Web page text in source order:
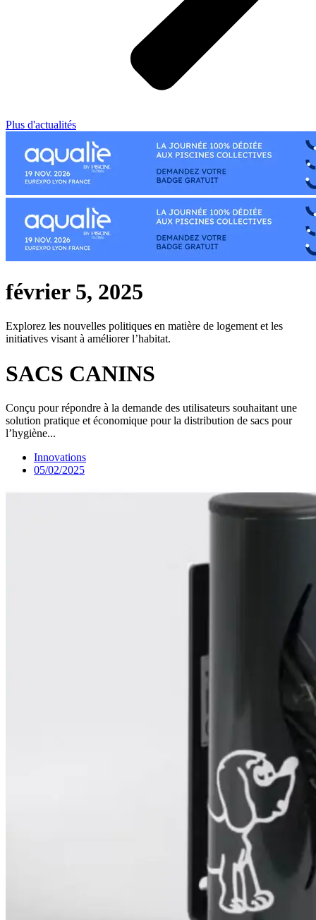
Plus d'actualités
février 5, 2025
Explorez les nouvelles politiques en matière de logement et les
initiatives visant à améliorer l’habitat.
SACS CANINS
Conçu pour répondre à la demande des utilisateurs souhaitant une
solution pratique et économique pour la distribution de sacs pour
l’hygiène...
Innovations
05/02/2025